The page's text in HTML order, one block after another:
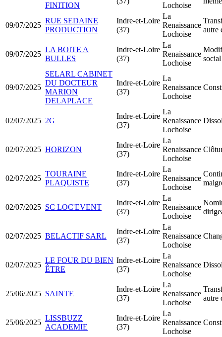
FINITION
Lochoise
09/07/2025
RUE SEDAINE
PRODUCTION
Indre-et-Loire
(37)
La
Renaissance
Lochoise
autre
09/07/2025
LA BOITE A
BULLES
Indre-et-Loire
(37)
La
Renaissance
Lochoise
social
09/07/2025
SELARL CABINET
DU DOCTEUR
MARION
DELAPLACE
Indre-et-Loire
(37)
La
Renaissance
Lochoise
02/07/2025 2G
Indre-et-Loire
(37)
La
Renaissance
Lochoise
02/07/2025 HORIZON
Indre-et-Loire
(37)
La
Renaissance
Lochoise
02/07/2025
TOURAINE
PLAQUISTE
Indre-et-Loire
(37)
La
Renaissance
Lochoise
02/07/2025 SC LOC'EVENT
Indre-et-Loire
(37)
La
Renaissance
Lochoise
02/07/2025 BELACTIF SARL
Indre-et-Loire
(37)
La
Renaissance
Lochoise
02/07/2025
LE FOUR DU BIEN
ÊTRE
Indre-et-Loire
(37)
La
Renaissance
Lochoise
25/06/2025 SAINTE
Indre-et-Loire
(37)
La
Renaissance
Lochoise
autre
25/06/2025
LISSBUZZ
ACADEMIE
Indre-et-Loire
(37)
La
Renaissance
Lochoise